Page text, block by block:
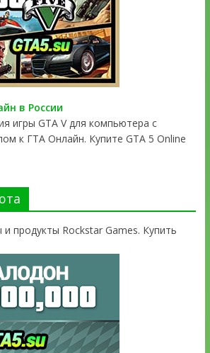
в России
игры GTA V для компьютера с
к ГТА Онлайн. Купите GTA 5 Online
продукты Rockstar Games. Купить